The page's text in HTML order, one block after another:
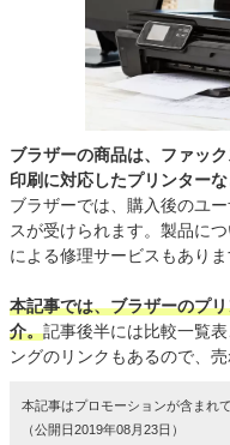
ブラザーの商品は、ファッ
印刷に対応したプリンター
ブラザーでは、購入後のユ
スが受けられます。製品に
による修理サービスもありま
本記事では、ブラザーのプ
介。記事後半には比較一覧
ングのリンクもあるので、
本記事はプロモーションが含まれ
（公開日2019年08月23日）